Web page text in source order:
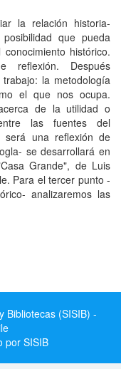
la relación historia-
que pueda
histórico.
reflexión. Después
la metodología
el que nos ocupa.
de la utilidad o
las fuentes del
será una reflexión de
se desarrollará en
Grande", de Luis
Para el tercer punto -
analizaremos las
Bibliotecas (SISIB) -
por SISIB